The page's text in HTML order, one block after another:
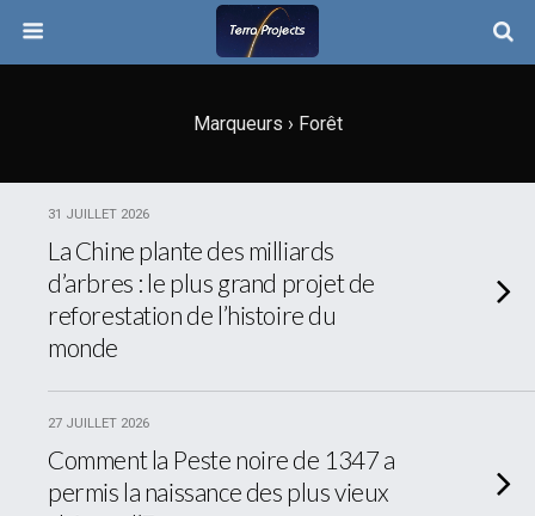
Marqueurs › Forêt
31 JUILLET 2026
La Chine plante des milliards
d’arbres : le plus grand projet de
reforestation de l’histoire du
monde
27 JUILLET 2026
Comment la Peste noire de 1347 a
permis la naissance des plus vieux